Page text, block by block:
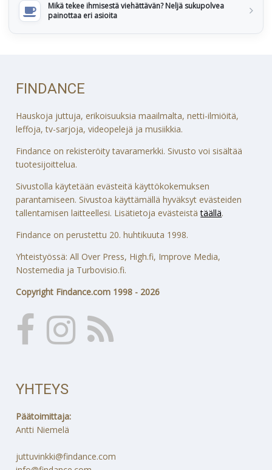
Mikä tekee ihmisestä viehättävän? Neljä sukupolvea
painottaa eri asioita
FINDANCE
Hauskoja juttuja, erikoisuuksia maailmalta, netti-ilmiöitä,
leffoja, tv-sarjoja, videopelejä ja musiikkia.
Findance on rekisteröity tavaramerkki. Sivusto voi sisältää
tuotesijoittelua.
Sivustolla käytetään evästeitä käyttökokemuksen
parantamiseen. Sivustoa käyttämällä hyväksyt evästeiden
tallentamisen laitteellesi. Lisätietoja evästeistätäällä.
Findance on perustettu 20. huhtikuuta 1998.
Yhteistyössä: All Over Press, High.fi, Improve Media,
Nostemedia ja Turbovisio.fi.
Copyright Findance.com 1998 - 2026
YHTEYS
Päätoimittaja:
Antti Niemelä
juttuvinkki@findance.com